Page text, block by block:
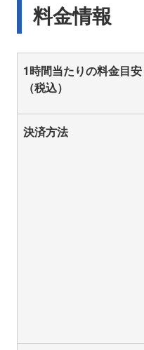
料金情報
1時間当たりの料金目安
（税込）
決済方法